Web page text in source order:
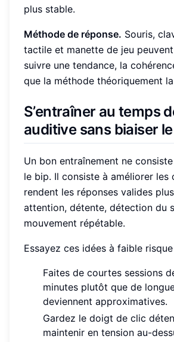
plus stable.
Méthode de réponse. Souris,
tactile et manette de jeu
suivre une tendance, la
que la méthode théoriquement
S’entraîner au temps
auditive sans biaiser
Un bon entraînement ne
le bip. Il consiste à améliorer les
rendent les réponses valides
attention, détente, détection du
mouvement répétable.
Essayez ces idées à faible
Faites de courtes sessions
minutes plutôt que de
deviennent approximatives.
Gardez le doigt de clic
maintenir en tension au-